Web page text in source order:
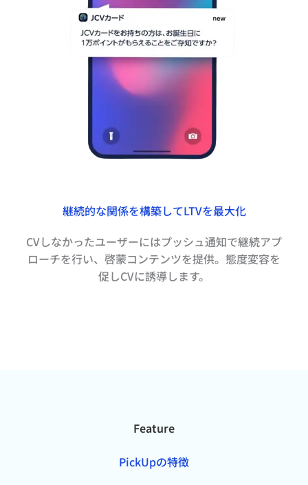
継続的な関係を構築してLTVを最大化
CVしなかったユーザーにはプッシュ通知で継続アプ
ローチを行い、啓蒙コンテンツを提供。態度変容を
促しCVに誘導します。
Feature
PickUpの特徴